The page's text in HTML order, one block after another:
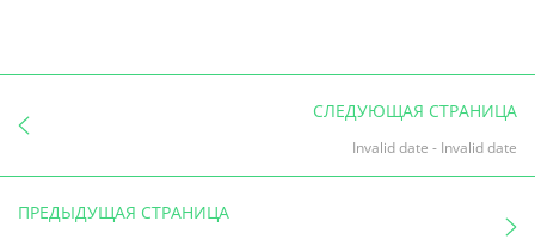
СЛЕДУЮЩАЯ СТРАНИЦА
Invalid date - Invalid date
ПРЕДЫДУЩАЯ СТРАНИЦА